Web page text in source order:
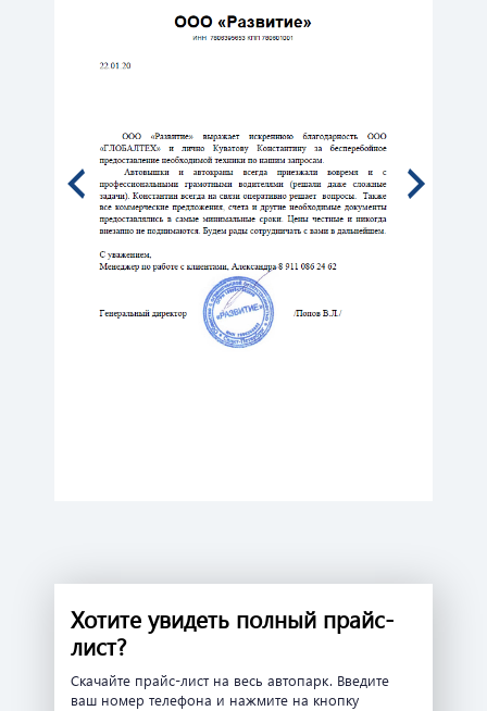
Хотите увидеть полный прайс-
лист?
Скачайте прайс-лист на весь автопарк. Введите
ваш номер телефона и нажмите на кнопку